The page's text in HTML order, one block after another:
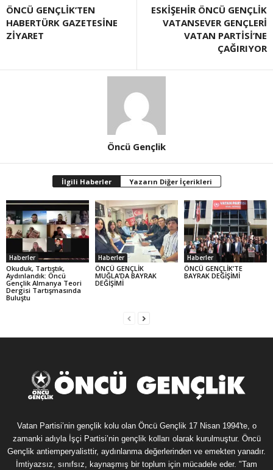
ÖNCÜ GENÇLİK’TEN
HABERTÜRK GAZETESİNE
ZİYARET
ESKİŞEHİR ÖNCÜ GENÇLİK
VATANSEVER GENÇLERİ
VATAN PARTİSİ’NE
ÇAĞIRIYOR
Öncü Gençlik
İlgili Haberler Yazarın Diğer İçerikleri
Haberler
Okuduk, Tartıştık,
Aydınlandık: Öncü
Gençlik Almanya Teori
Dergisi Tartışmasında
Buluştu
Haberler
ÖNCÜ GENÇLİK
MUĞLA’DA BAYRAK
DEĞİŞİMİ
Haberler
ÖNCÜ GENÇLİK’TE
BAYRAK DEĞİŞİMİ
Vatan Partisi’nin gençlik kolu olan Öncü Gençlik 17 Nisan 1994'te, o
zamanki adıyla İşçi Partisi’nin gençlik kolları olarak kurulmuştur. Öncü
Gençlik antiemperyalisttir, aydınlanma değerlerinden ve emekten yanadır.
İmtiyazsız, sınıfsız, kaynaşmış bir toplum için mücadele eder. "Tam